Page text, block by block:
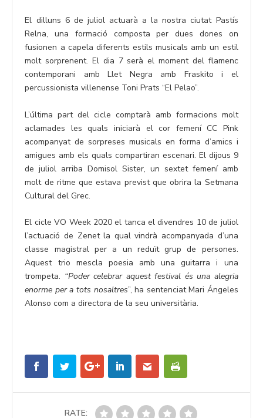
El dilluns 6 de juliol actuarà a la nostra ciutat Pastís
Relna, una formació composta per dues dones on
fusionen a capela diferents estils musicals amb un estil
molt sorprenent. El dia 7 serà el moment del flamenc
contemporani amb Llet Negra amb Fraskito i el
percussionista villenense Toni Prats “El Pelao”.
L’última part del cicle comptarà amb formacions molt
aclamades les quals iniciarà el cor femení CC Pink
acompanyat de sorpreses musicals en forma d’amics i
amigues amb els quals compartiran escenari. El dijous 9
de juliol arriba Domisol Sister, un sextet femení amb
molt de ritme que estava previst que obrira la Setmana
Cultural del Grec.
El cicle VO Week 2020 el tanca el divendres 10 de juliol
l’actuació de Zenet la qual vindrà acompanyada d’una
classe magistral per a un reduït grup de persones.
Aquest trio mescla poesia amb una guitarra i una
trompeta. “Poder celebrar aquest festival és una alegria
enorme per a tots nosaltres”, ha sentenciat Mari Ángeles
Alonso com a directora de la seu universitària.
RATE: